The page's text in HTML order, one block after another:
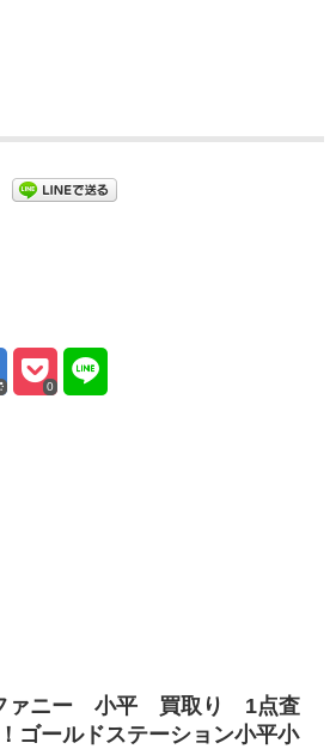
0
ァニー 小平 買取り 1点査
ゴールドステーション小平小